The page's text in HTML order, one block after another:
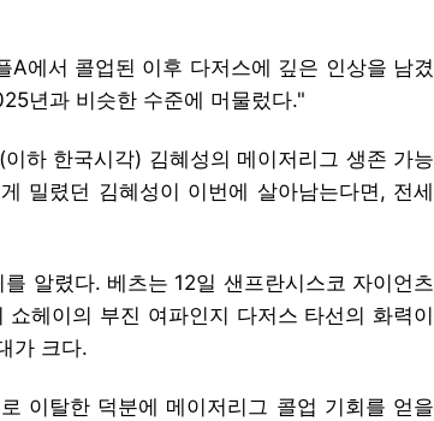
에서 콜업된 이후 다저스에 깊은 인상을 남겼
년과 비슷한 수준에 머물렀다."
하 한국시각) 김혜성의 메이저리그 생존 가능
밀렸던 김혜성이 이번에 살아남는다면, 전세
알렸다. 베츠는 12일 샌프란시스코 자이언츠
헤이의 부진 여파인지 다저스 타선의 화력이
가 크다.
이탈한 덕분에 메이저리그 콜업 기회를 얻을